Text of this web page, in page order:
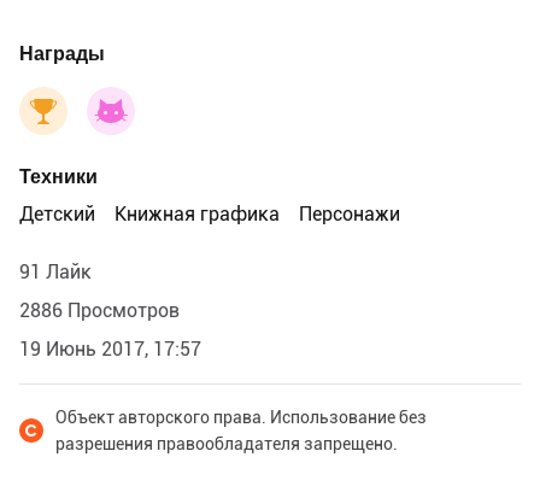
Награды
Техники
Детский
Книжная графика Персонажи
91 Лайк
2886 Просмотров
19 Июнь 2017, 17:57
Объект авторского права. Использование без
разрешения правообладателя запрещено.